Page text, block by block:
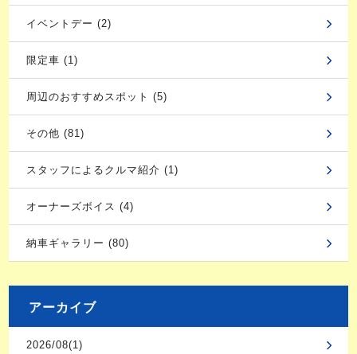
イベントデー (2)
限定車 (1)
周辺のおすすめスポット (5)
その他 (81)
スタッフによるクルマ紹介 (1)
オーナーズボイス (4)
納車ギャラリー (80)
アーカイブ
2026/08(1)